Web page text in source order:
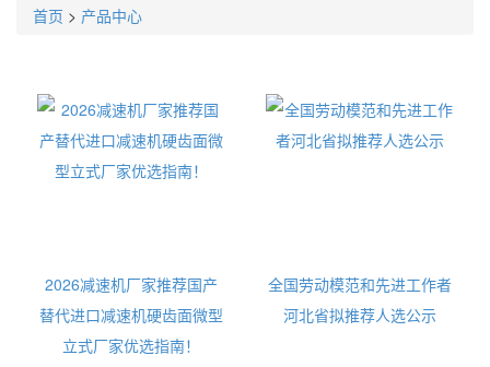
首页 > 产品中心
2026减速机厂家推荐国产
替代进口减速机硬齿面微型
立式厂家优选指南！
全国劳动模范和先进工作者
河北省拟推荐人选公示